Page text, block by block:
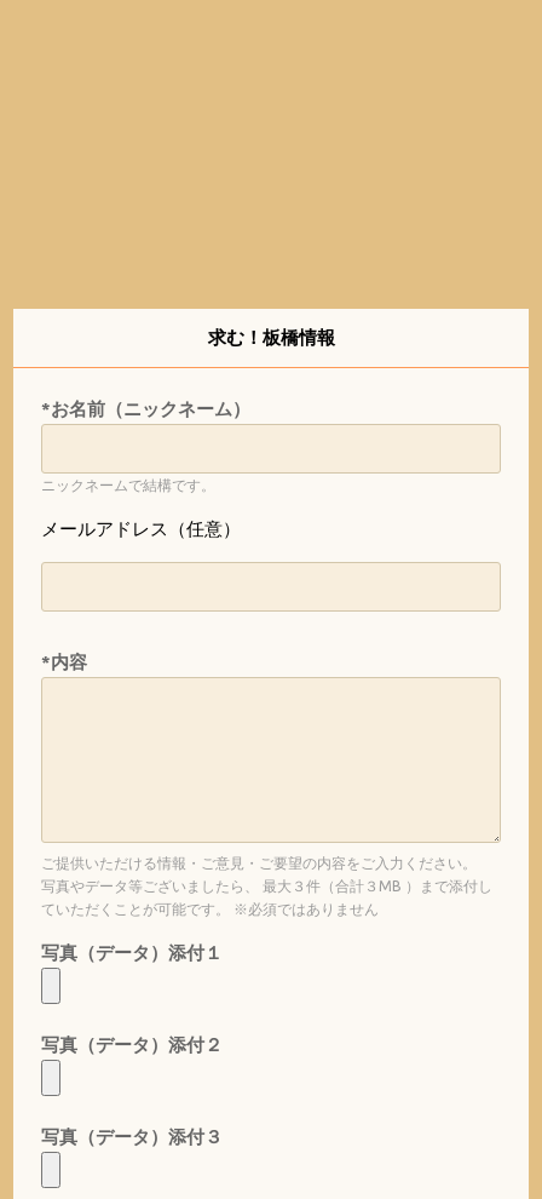
求む！板橋情報
*お名前（ニックネーム）
ニックネームで結構です。
メールアドレス（任意）
*内容
ご提供いただける情報・ご意見・ご要望の内容をご入力ください。
写真やデータ等ございましたら、 最大３件（合計３MB ）まで添付し
ていただくことが可能です。 ※必須ではありません
写真（データ）添付１
写真（データ）添付２
写真（データ）添付３